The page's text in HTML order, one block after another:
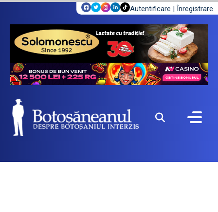
Autentificare | Înregistrare